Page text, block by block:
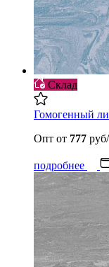
Склад
Гомогенный
Опт от 777
подробнее